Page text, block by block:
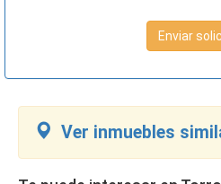
Enviar
Ver inmuebles